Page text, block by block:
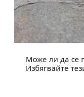
Може ли да се
Избягвайте